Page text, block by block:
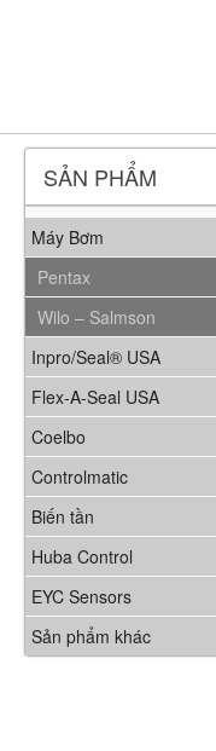
SẢN PHẨM
Máy Bơm
Pentax
Wilo – Salmson
Inpro/Seal® USA
Flex-A-Seal USA
Coelbo
Controlmatic
Biến tần
Huba Control
EYC Sensors
Sản phẩm khác